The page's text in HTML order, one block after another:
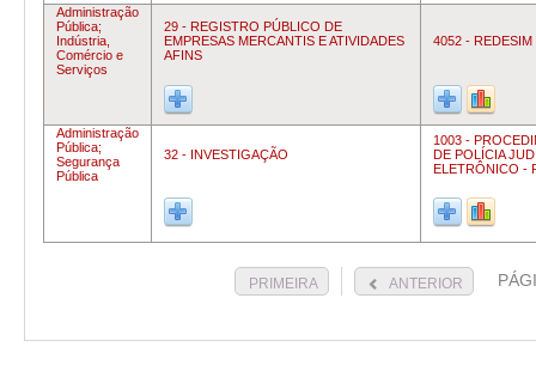
Administração
Pública;
Indústria,
Comércio e
Serviços
29 - REGISTRO PÚBLICO DE
EMPRESAS MERCANTIS E ATIVIDADES
AFINS
4052 - REDESIM
Administração
Pública;
Segurança
Pública
32 - INVESTIGAÇÃO
1003 -
DE POLÍCIA
ELETRÔNICO -
PRIMEIRA ANTERIOR